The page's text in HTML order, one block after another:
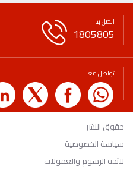
اتصل بنا
1805805
تواصل معنا
حقوق النشر
سياسة الخصوصية
لائحة الرسوم والعمولات